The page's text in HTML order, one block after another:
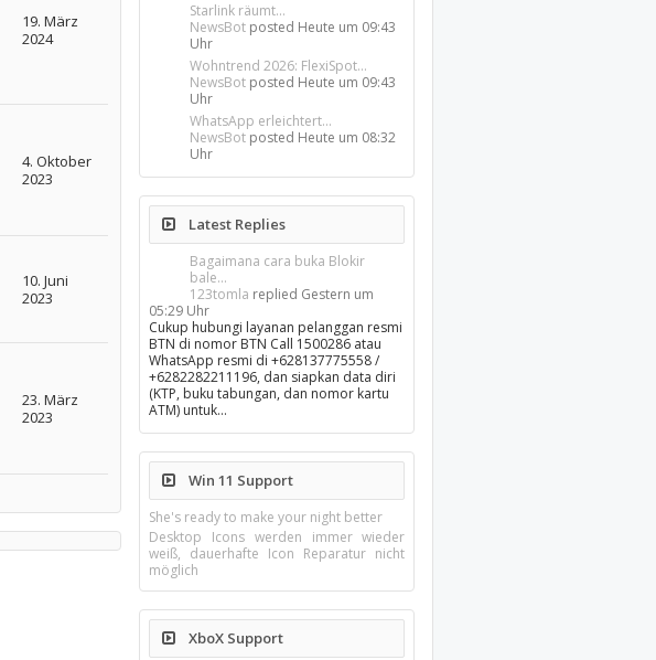
19. März
2024
4. Oktober
2023
10. Juni
2023
23. März
2023
Starlink räumt...
NewsBot posted Heute um 09:43
Uhr
Wohntrend 2026: FlexiSpot...
NewsBot posted Heute um 09:43
Uhr
WhatsApp erleichtert...
NewsBot posted Heute um 08:32
Uhr
Latest Replies
Bagaimana cara buka Blokir
bale...
123tomla replied Gestern um
05:29 Uhr
Cukup hubungi layanan pelanggan resmi
BTN di nomor BTN Call 1500286 atau
WhatsApp resmi di +628137775558 /
+6282282211196, dan siapkan data diri
(KTP, buku tabungan, dan nomor kartu
ATM) untuk…
Win 11 Support
She's ready to make your night better
Desktop Icons werden immer wieder
weiß, dauerhafte Icon Reparatur nicht
möglich
XboX Support